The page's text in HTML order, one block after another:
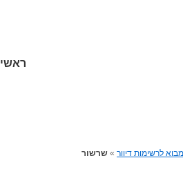
ראשי
לרשימות דיוור » שרשור